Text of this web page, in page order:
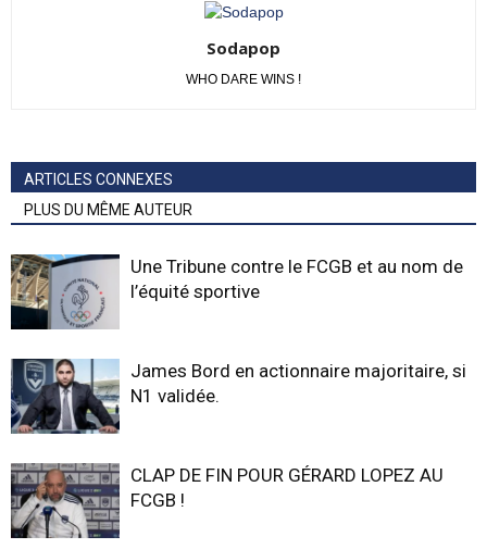
Sodapop
WHO DARE WINS !
ARTICLES CONNEXES
PLUS DU MÊME AUTEUR
Une Tribune contre le FCGB et au nom de
l’équité sportive
James Bord en actionnaire majoritaire, si
N1 validée.
CLAP DE FIN POUR GÉRARD LOPEZ AU
FCGB !